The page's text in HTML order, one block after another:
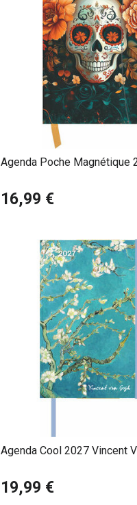
Agenda Poche Magnétique
16,99 €
Agenda Cool 2027 Vincent
19,99 €